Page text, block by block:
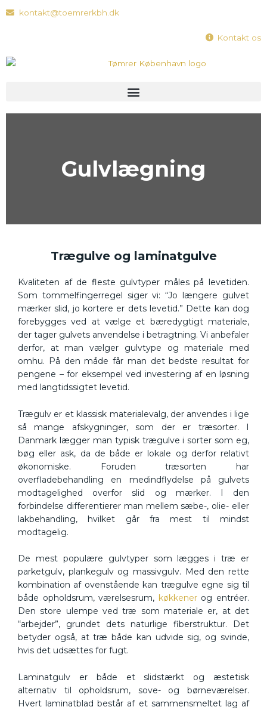
kontakt@toemrerkbh.dk
Kontakt os
Menu
Gulvlægning
Trægulve og laminatgulve
Kvaliteten af de fleste gulvtyper måles på levetiden.
Som tommelfingerregel siger vi: “Jo længere gulvet
mærker slid, jo kortere er dets levetid.” Dette kan dog
forebygges ved at vælge et bæredygtigt materiale,
der tager gulvets anvendelse i betragtning. Vi anbefaler
derfor, at man vælger gulvtype og materiale med
omhu. På den måde får man det bedste resultat for
pengene – for eksempel ved investering af en løsning
med langtidssigtet levetid.
Trægulv er et klassisk materialevalg, der anvendes i lige
så mange afskygninger, som der er træsorter. I
Danmark lægger man typisk trægulve i sorter som eg,
bøg eller ask, da de både er lokale og derfor relativt
økonomiske. Foruden træsorten har
overfladebehandling en medindflydelse på gulvets
modtagelighed overfor slid og mærker. I den
forbindelse differentierer man mellem sæbe-, olie- eller
lakbehandling, hvilket går fra mest til mindst
modtagelig.
De mest populære gulvtyper som lægges i træ er
parketgulv, plankegulv og massivgulv. Med den rette
kombination af ovenstående kan trægulve egne sig til
både opholdsrum, værelsesrum, køkkenerog entréer.
Den store ulempe ved træ som materiale er, at det
“arbejder”, grundet dets naturlige fiberstruktur. Det
betyder også, at træ både kan udvide sig, og svinde,
hvis det udsættes for fugt.
Laminatgulv er både et slidstærkt og æstetisk
alternativ til opholdsrum, sove- og børneværelser.
Hvert laminatblad består af et sammensmeltet lag af